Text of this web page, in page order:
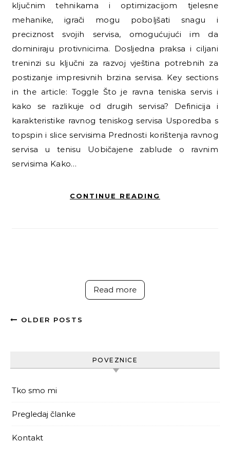
ključnim tehnikama i optimizacijom tjelesne
mehanike, igrači mogu poboljšati snagu i
preciznost svojih servisa, omogućujući im da
dominiraju protivnicima. Dosljedna praksa i ciljani
treninzi su ključni za razvoj vještina potrebnih za
postizanje impresivnih brzina servisa. Key sections
in the article: Toggle Što je ravna teniska servis i
kako se razlikuje od drugih servisa? Definicija i
karakteristike ravnog teniskog servisa Usporedba s
topspin i slice servisima Prednosti korištenja ravnog
servisa u tenisu Uobičajene zablude o ravnim
servisima Kako…
CONTINUE READING
Read more
OLDER POSTS
POVEZNICE
Tko smo mi
Pregledaj članke
Kontakt